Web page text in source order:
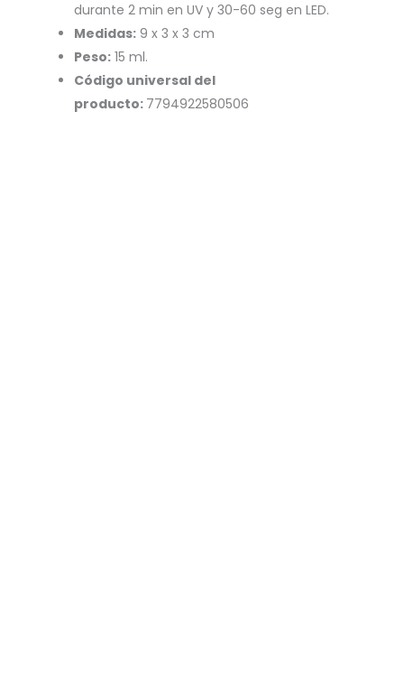
durante 2 min en UV y 30-60 seg en LED.
Medidas: 9 x 3 x 3 cm
Peso: 15 ml.
Código universal del
producto: 7794922580506